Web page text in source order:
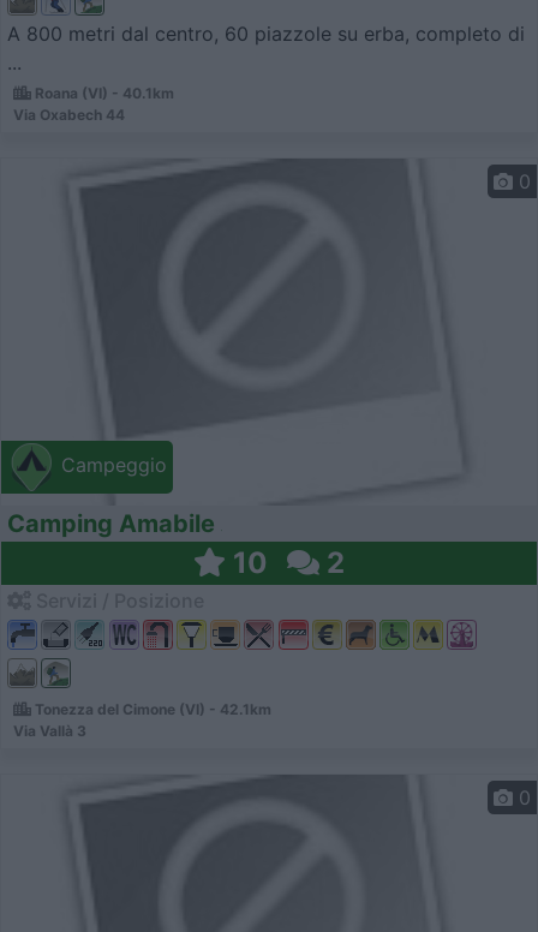
A 800 metri dal centro, 60 piazzole su erba, completo di
...
Roana (VI) - 40.1km
Via Oxabech 44
Campeggio
0
Camping Amabile
10 2
Tonezza del Cimone (VI) - 42.1km
Via Vallà 3
0